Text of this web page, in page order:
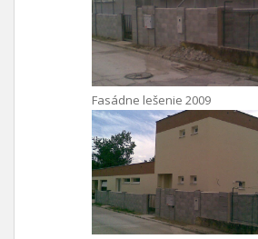
Fasádne lešenie 2009